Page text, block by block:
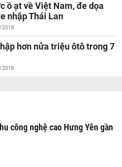
ồ ạt về Việt Nam, đe dọa
nhập Thái Lan
2018
hơn nửa triệu ôtô trong 7
2018
công nghệ cao Hưng Yên gần